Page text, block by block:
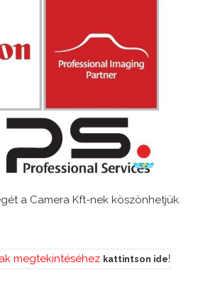
a Camera Kft-nek köszönhetjük.
megtekintéséhez kattintson ide!